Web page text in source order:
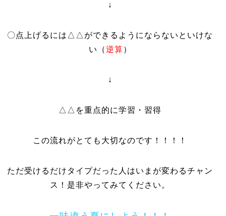
↓
〇点上げるには△△ができるようにならないといけな
い（逆算）
↓
△△を重点的に学習・習得
この流れがとても大切なのです！！！！
ただ受けるだけタイプだった人はいまが変わるチャン
ス！是非やってみてください。